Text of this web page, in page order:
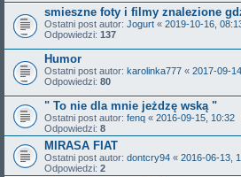
smieszne foty i filmy znalezione
Ostatni post autor: Jogurt « 2019-10-16,
Odpowiedzi: 137
Humor
Ostatni post autor: karolinka777 « 2017-09-
Odpowiedzi: 80
" To nie dla mnie jeżdzę wską "
Ostatni post autor: fenq « 2016-09-15, 10:32
Odpowiedzi: 8
MIRASA FIAT
Ostatni post autor: dontcry94 « 2016-06-13,
Odpowiedzi: 2